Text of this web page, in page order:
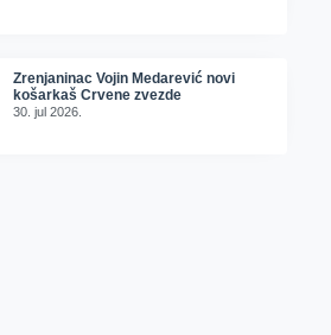
Zrenjaninac Vojin Medarević novi
košarkaš Crvene zvezde
30. jul 2026.